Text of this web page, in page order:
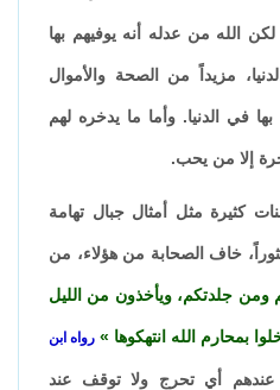
الله من عدله أنه يوفيهم بها
مزيداً من الصحة والأموال
بها في الدنيا. وأما ما يدخره لهم
إلا من يحب.
كثيرة مثل أمثال جبال تهامة
خاف الصحابة من هؤلاء، من
ومن جلدتكم، ويأخذون من الليل
بمحارم الله انتهكوها رواه ابن
أي تحرج ولا توقف عند